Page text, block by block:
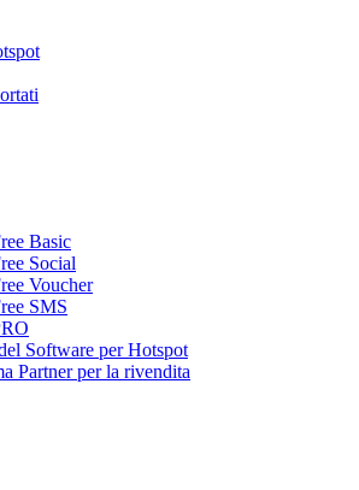
Basic
Social
Voucher
SMS
Software per Hotspot
Partner per la rivendita